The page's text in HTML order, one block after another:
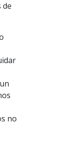
de
no